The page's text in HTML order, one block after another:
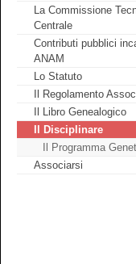
La Commissione
Centrale
Contributi pubblici
ANAM
Lo Statuto
Il Regolamento
Il Libro Genealogico
Il Disciplinare
Il Programma
Associarsi